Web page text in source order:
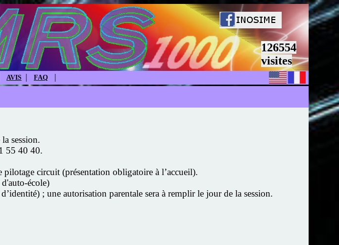
session.
55 40 40.
circuit (présentation obligatoire à l’accueil).
école)
; une autorisation parentale sera à remplir le jour de la session.
126554
visites
AVIS | FAQ |